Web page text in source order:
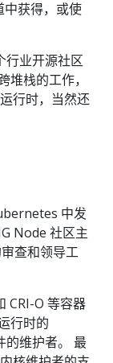
中获得，或使
行业开源社区
栈的工作，
行时，当然还
中发
Node 社区主
查和领导工
CRI-O 等容器
行时的
的维护者。 最